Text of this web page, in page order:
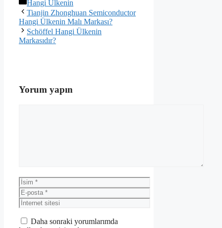
Hangi Ülkenin
Tianjin Zhonghuan Semiconductor
Hangi Ülkenin Malı Markası?
Schöffel Hangi Ülkenin
Markasıdır?
Yorum yapın
İsim
E-
posta
İnternet
sitesi
Daha sonraki yorumlarımda